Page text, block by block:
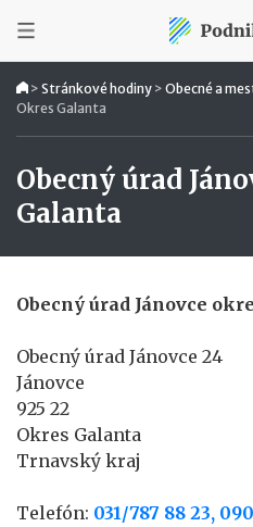
> Stránkové hodiny > Obecné a
Okres Galanta
Obecný úrad
Galanta
Obecný úrad Jánovce
Obecný úrad Jánovce 24
Jánovce
925 22
Okres Galanta
Trnavský kraj
Telefón: 031/787 88 23,